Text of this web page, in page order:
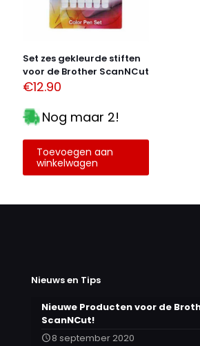
Alternative:
Set zes gekleurde stiften
voor de Brother ScanNCut
€12.90
Nog maar 2!
Toevoegen aan
winkelwagen
Nieuws en Tips
Nieuwe Producten voor de
ScanNCut!
8 september 2020